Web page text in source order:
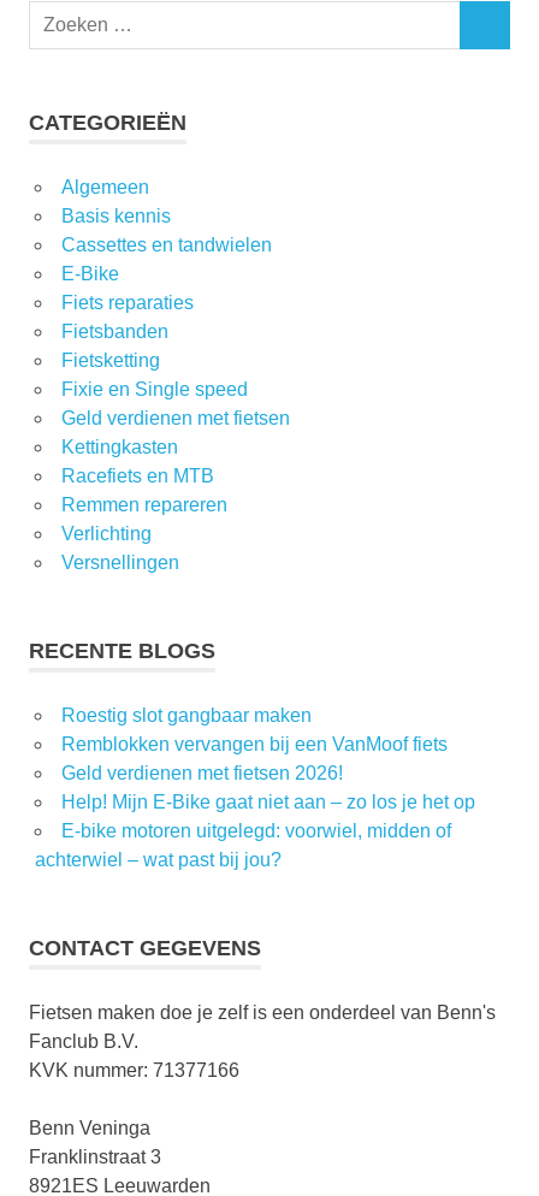
Zoeken
CATEGORIEËN
Algemeen
Basis kennis
Cassettes en tandwielen
E-Bike
Fiets reparaties
Fietsbanden
Fietsketting
Fixie en Single speed
Geld verdienen met fietsen
Kettingkasten
Racefiets en MTB
Remmen repareren
Verlichting
Versnellingen
RECENTE BLOGS
Roestig slot gangbaar maken
Remblokken vervangen bij een VanMoof fiets
Geld verdienen met fietsen 2026!
Help! Mijn E-Bike gaat niet aan – zo los je het op
E-bike motoren uitgelegd: voorwiel, midden of
achterwiel – wat past bij jou?
CONTACT GEGEVENS
Fietsen maken doe je zelf is een onderdeel van Benn's
Fanclub B.V.
KVK nummer: 71377166
Benn Veninga
Franklinstraat 3
8921ES Leeuwarden